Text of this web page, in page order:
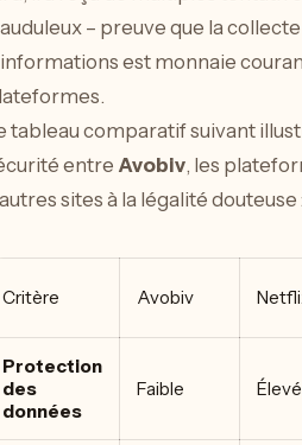
– preuve que la
est monnaie
tableau comparatif suivant
entre Avobiv, les
sites à la légalité douteuse :
Critère Avobiv
Protection
des
données
Faible